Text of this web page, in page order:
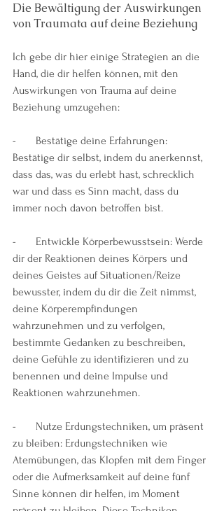
Die Bewältigung der Auswirkungen
von Traumata auf deine Beziehung
Ich gebe dir hier einige Strategien an die
Hand, die dir helfen können, mit den
Auswirkungen von Trauma auf deine
Beziehung umzugehen:
-       Bestätige deine Erfahrungen:
Bestätige dir selbst, indem du anerkennst,
dass das, was du erlebt hast, schrecklich
war und dass es Sinn macht, dass du
immer noch davon betroffen bist.
-       Entwickle Körperbewusstsein: Werde
dir der Reaktionen deines Körpers und
deines Geistes auf Situationen/Reize
bewusster, indem du dir die Zeit nimmst,
deine Körperempfindungen
wahrzunehmen und zu verfolgen,
bestimmte Gedanken zu beschreiben,
deine Gefühle zu identifizieren und zu
benennen und deine Impulse und
Reaktionen wahrzunehmen.
-       Nutze Erdungstechniken, um präsent
zu bleiben: Erdungstechniken wie
Atemübungen, das Klopfen mit dem Finger
oder die Aufmerksamkeit auf deine fünf
Sinne können dir helfen, im Moment